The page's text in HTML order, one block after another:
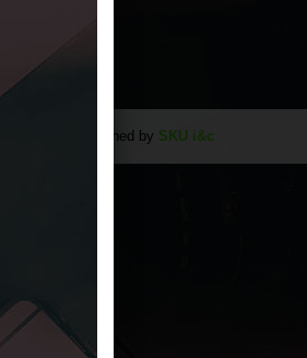
Designed by SKU i&c